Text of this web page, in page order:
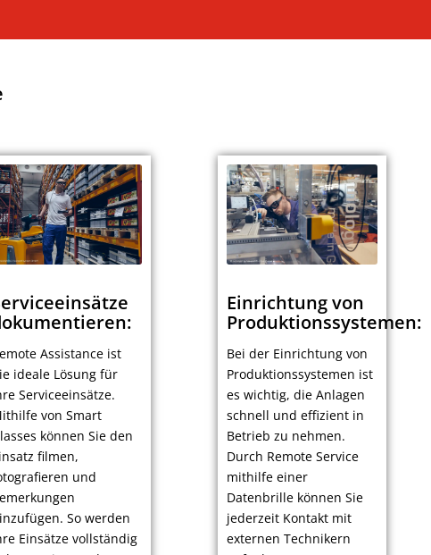
Assistance ist
ideale Lösung für
Serviceeinsätze.
von Smart
können Sie den
filmen,
und
So werden
Einsätze vollständig
Einrichtung von
Produktionssystemen:
Bei der Einrichtung von
Produktionssystemen ist
es wichtig, die Anlagen
schnell und effizient in
Betrieb zu nehmen.
Durch Remote Service
mithilfe einer
Datenbrille können Sie
jederzeit Kontakt mit
externen Technikern